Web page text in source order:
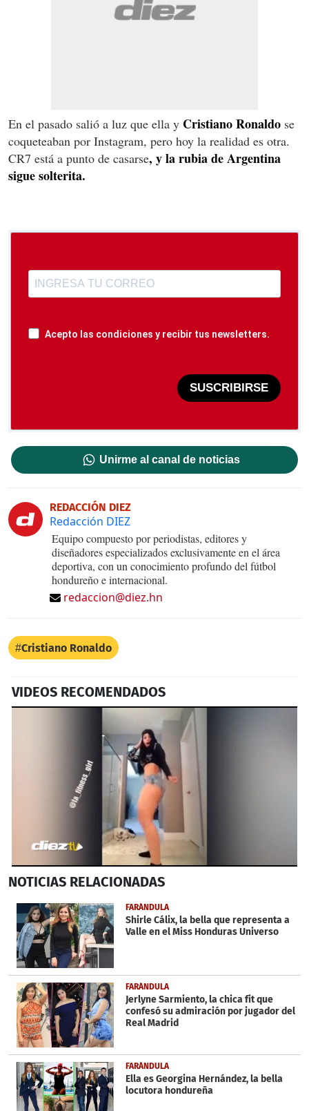
En el pasado salió a luz que ella y Cristiano Ronaldo se
coqueteaban por Instagram, pero hoy la realidad es otra.
CR7 está a punto de casarse, y la rubia de Argentina
sigue solterita.
Acepto las condiciones y recibir tus newsletters.
SUSCRIBIRSE
Unirme al canal de noticias
REDACCIÓN DIEZ
Redacción DIEZ
Equipo compuesto por periodistas, editores y
diseñadores especializados exclusivamente en el área
deportiva, con un conocimiento profundo del fútbol
hondureño e internacional.
redaccion@diez.hn
Cristiano Ronaldo
VIDEOS RECOMENDADOS
seconds
58
seconds
NOTICIAS RELACIONADAS
FARÁNDULA
Shirle Cálix, la bella que representa a
Valle en el Miss Honduras Universo
FARÁNDULA
Jerlyne Sarmiento, la chica fit que
confesó su admiración por jugador del
Real Madrid
FARÁNDULA
Ella es Georgina Hernández, la bella
locutora hondureña